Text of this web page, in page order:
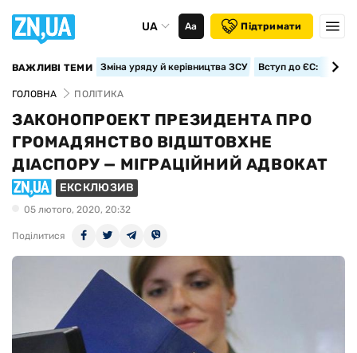
UA Аа Підтримати
ВАЖЛИВІ ТЕМИ Зміна уряду й керівництва ЗСУ Вступ до ЄС:
ГОЛОВНА ПОЛІТИКА
ЗАКОНОПРОЕКТ ПРЕЗИДЕНТА ПРО
ГРОМАДЯНСТВО ВІДШТОВХНЕ
ДІАСПОРУ — МІГРАЦІЙНИЙ АДВОКАТ
ЕКСКЛЮЗИВ
05 лютого, 2020, 20:32
Поділитися